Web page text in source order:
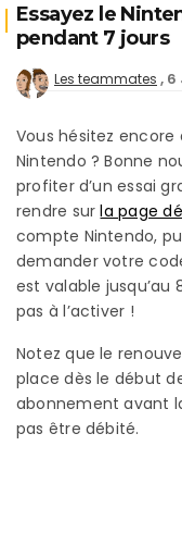
Essayez le
pendant 7 jours
Les teammates 6
Vous hésitez
Nintendo ? Bonne
profiter d’un essai
rendre surla page
compte Nintendo,
demander votre
est valable jusqu’au
pas à l’activer !
Notez que le
place dès le début
abonnement avant
pas être débité.